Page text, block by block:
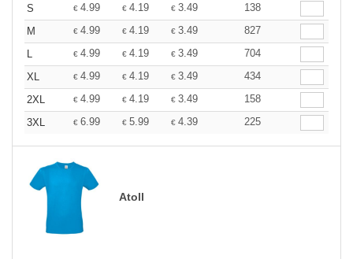
S
€ 4.99 € 4.19 € 3.49
138
M
€ 4.99 € 4.19 € 3.49
827
L
€ 4.99 € 4.19 € 3.49
704
XL
€ 4.99 € 4.19 € 3.49
434
2XL
€ 4.99 € 4.19 € 3.49
158
3XL
€ 6.99 € 5.99 € 4.39 225
Atoll